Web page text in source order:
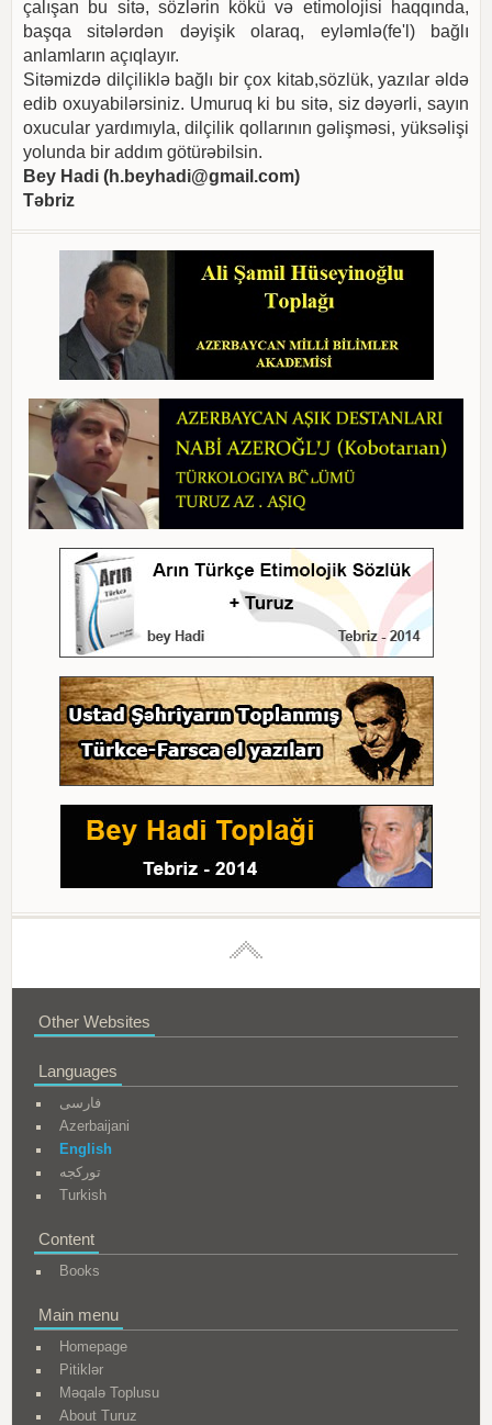
çalışan bu sitə, sözlərin kökü və etimolojisi haqqında,
başqa sitələrdən dəyişik olaraq, eyləmlə(fe'l) bağlı
anlamların açıqlayır.
Sitəmizdə dilçiliklə bağlı bir çox kitab,sözlük, yazılar əldə
edib oxuyabilərsiniz. Umuruq ki bu sitə, siz dəyərli, sayın
oxucular yardımıyla, dilçilik qollarının gəlişməsi, yüksəlişi
yolunda bir addım götürəbilsin.
Bey Hadi (h.beyhadi@gmail.com)
Təbriz
Other Websites
Languages
فارسی
Azerbaijani
English
تورکجه
Turkish
Content
Books
Main menu
Homepage
Pitiklər
Məqalə Toplusu
About Turuz